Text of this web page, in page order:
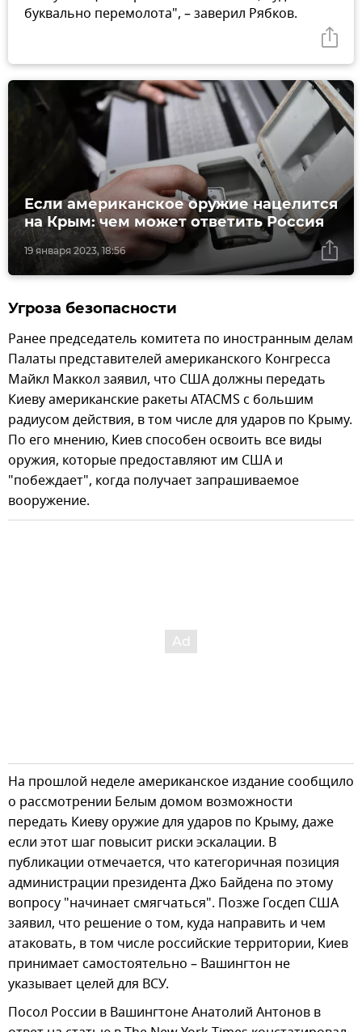
буквально перемолота", – заверил Рябков.
19 января 2023, 18:56
Если американское оружие нацелится
на Крым: чем может ответить Россия
Угроза безопасности
Ранее председатель комитета по иностранным делам
Палаты представителей американского Конгресса
Майкл Маккол заявил, что США должны передать
Киеву американские ракеты ATACMS с большим
радиусом действия, в том числе для ударов по Крыму.
По его мнению, Киев способен освоить все виды
оружия, которые предоставляют им США и
"побеждает", когда получает запрашиваемое
вооружение.
На прошлой неделе американское издание сообщило
о рассмотрении Белым домом возможности
передать Киеву оружие для ударов по Крыму, даже
если этот шаг повысит риски эскалации. В
публикации отмечается, что категоричная позиция
администрации президента Джо Байдена по этому
вопросу "начинает смягчаться". Позже Госдеп США
заявил, что решение о том, куда направить и чем
атаковать, в том числе российские территории, Киев
принимает самостоятельно – Вашингтон не
указывает целей для ВСУ.
Посол России в Вашингтоне Анатолий Антонов в